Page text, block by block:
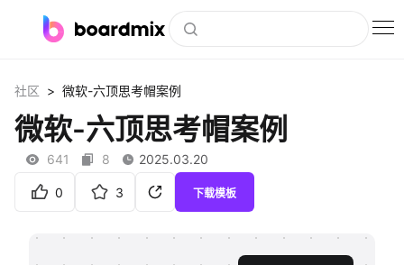
社区资源
下载
社区 > 微软-六顶思考帽案例
微软-六顶思考帽案例
641 8 2025.03.20
0 3 下载模板